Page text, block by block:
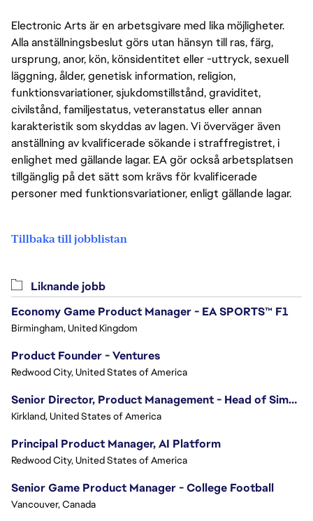
Electronic Arts är en arbetsgivare med lika möjligheter.
Alla anställningsbeslut görs utan hänsyn till ras, färg,
ursprung, anor, kön, könsidentitet eller -uttryck, sexuell
läggning, ålder, genetisk information, religion,
funktionsvariationer, sjukdomstillstånd, graviditet,
civilstånd, familjestatus, veteranstatus eller annan
karakteristik som skyddas av lagen. Vi överväger även
anställning av kvalificerade sökande i straffregistret, i
enlighet med gällande lagar. EA gör också arbetsplatsen
tillgänglig på det sätt som krävs för kvalificerade
personer med funktionsvariationer, enligt gällande lagar.
Tillbaka till jobblistan
Liknande jobb
Economy Game Product Manager - EA SPORTS™ F1
Birmingham, United Kingdom
Product Founder - Ventures
Redwood City, United States of America
Senior Director, Product Management - Head of Sims Marketplace
Kirkland, United States of America
Principal Product Manager, AI Platform
Redwood City, United States of America
Senior Game Product Manager - College Football
Vancouver, Canada